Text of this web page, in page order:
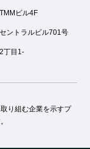
ビル4F
ントラルビル701号
丁目1-
り組む企業を示すプ